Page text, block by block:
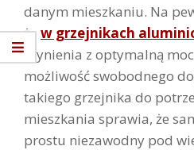
danym mieszkaniu. Na
że w grzejnikach
czynienia z optymalną
możliwość swobodnego
takiego grzejnika do
mieszkania sprawia, że
prostu niezawodny pod